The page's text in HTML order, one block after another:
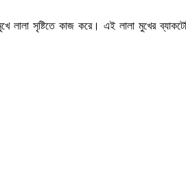
সৃষ্টিতে কাজ করে। এই লালা মুখের